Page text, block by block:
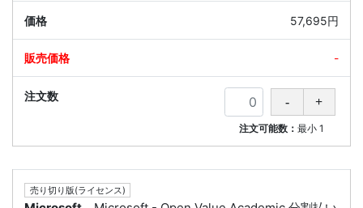
57,695円
-
注文可能数：最小 1
売り切り版(ライセンス)